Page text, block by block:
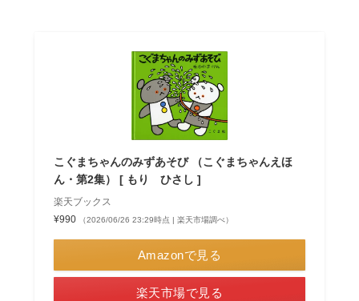
こぐまちゃんのみずあそび （こぐまちゃんえほ
ん・第2集） [ もり ひさし ]
楽天ブックス
¥990
（2026/06/26 23:29時点 | 楽天市場調べ）
Amazonで見る
楽天市場で見る